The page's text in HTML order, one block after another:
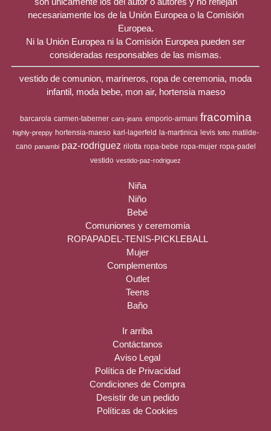
necesariamente los de la Unión Europea o la Comisión
Europea.
Ni la Unión Europea ni la Comisión Europea pueden ser
consideradas responsables de las mismas.
vestido de comunion, marineros, ropa de ceremonia, moda
infantil, moda bebe, mon air, hortensia maeso
barcarola carmen-taberner cars-jeans emporio-armani fracomina
highly-preppy hortensia-maeso karl-lagerfeld la-martinica levis lotto matilde-
cano panambi paz-rodriguez rilotta ropa-bebe ropa-mujer ropa-padel
vestido vestido-paz-rodriguez
Niña
Niño
Bebé
Comuniones y ceremomia
ROPAPADEL-TENIS-PICKLEBALL
Mujer
Complementos
Outlet
Teens
Baño
Ir arriba
Contáctanos
Aviso Legal
Política de Privacidad
Condiciones de Compra
Desistir de un pedido
Políticas de Cookies